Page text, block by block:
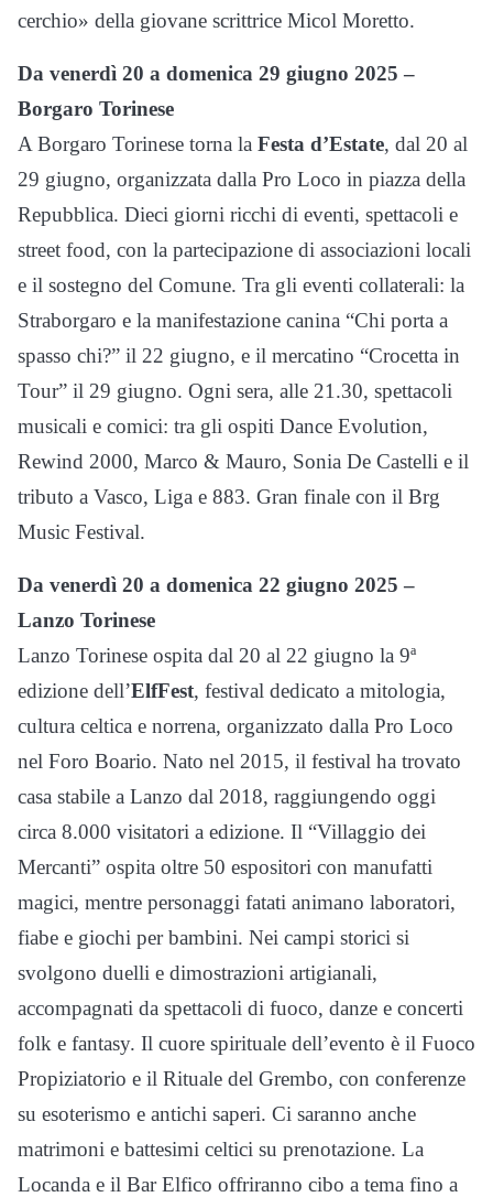
cerchio» della giovane scrittrice Micol Moretto.
Da venerdì 20 a domenica 29 giugno 2025 –
Borgaro Torinese
A Borgaro Torinese torna la Festa d’Estate, dal 20 al
29 giugno, organizzata dalla Pro Loco in piazza della
Repubblica. Dieci giorni ricchi di eventi, spettacoli e
street food, con la partecipazione di associazioni locali
e il sostegno del Comune. Tra gli eventi collaterali: la
Straborgaro e la manifestazione canina “Chi porta a
spasso chi?” il 22 giugno, e il mercatino “Crocetta in
Tour” il 29 giugno. Ogni sera, alle 21.30, spettacoli
musicali e comici: tra gli ospiti Dance Evolution,
Rewind 2000, Marco & Mauro, Sonia De Castelli e il
tributo a Vasco, Liga e 883. Gran finale con il Brg
Music Festival.
Da venerdì 20 a domenica 22 giugno 2025 –
Lanzo Torinese
Lanzo Torinese ospita dal 20 al 22 giugno la 9ª
edizione dell’ElfFest, festival dedicato a mitologia,
cultura celtica e norrena, organizzato dalla Pro Loco
nel Foro Boario. Nato nel 2015, il festival ha trovato
casa stabile a Lanzo dal 2018, raggiungendo oggi
circa 8.000 visitatori a edizione. Il “Villaggio dei
Mercanti” ospita oltre 50 espositori con manufatti
magici, mentre personaggi fatati animano laboratori,
fiabe e giochi per bambini. Nei campi storici si
svolgono duelli e dimostrazioni artigianali,
accompagnati da spettacoli di fuoco, danze e concerti
folk e fantasy. Il cuore spirituale dell’evento è il Fuoco
Propiziatorio e il Rituale del Grembo, con conferenze
su esoterismo e antichi saperi. Ci saranno anche
matrimoni e battesimi celtici su prenotazione. La
Locanda e il Bar Elfico offriranno cibo a tema fino a